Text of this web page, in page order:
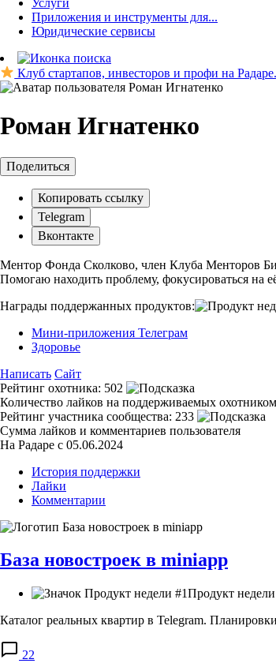
Услуги
Приложения и инструменты для...
Юридические сервисы
Клуб стартапов, инвесторов и профи на
Роман Игнатенко
Поделиться
Копировать ссылку
Telegram
Вконтакте
Ментор Фонда Сколково, член Клуба Менторов
Помогаю находить проблему, фокусироваться на
Награды поддержанных продуктов:
Мини-приложения Телеграм
Здоровье
Написать Сайт
Рейтинг охотника: 502
Количество лайков на поддерживаемых
Рейтинг участника сообщества: 233
Сумма лайков и комментариев пользователя
На Радаре с 05.06.2024
История поддержки
Лайки
Комментарии
База новостроек в miniapp
Продукт недели
Каталог реальных квартир в Telegram.
22